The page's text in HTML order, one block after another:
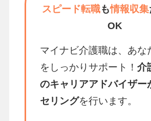
スピード転職も情報収集
OK
マイナビ介護職は、あな
をしっかりサポート！ 介
のキャリアアドバイザー
セリングを行います。